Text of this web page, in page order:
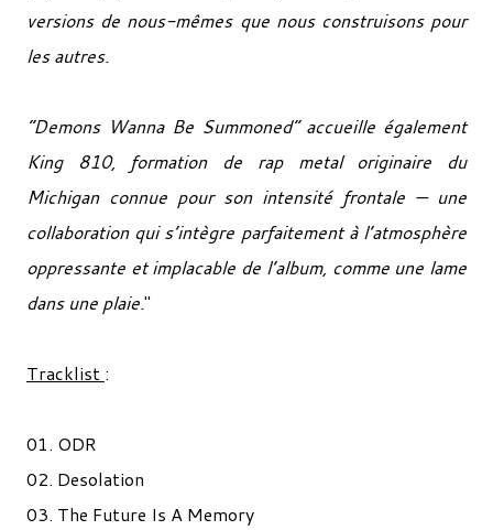
versions de nous-mêmes que nous construisons pour
les autres.
“Demons Wanna Be Summoned” accueille également
King 810, formation de rap metal originaire du
Michigan connue pour son intensité frontale — une
collaboration qui s’intègre parfaitement à l’atmosphère
oppressante et implacable de l’album, comme une lame
dans une plaie."
Tracklist :
01. ODR
02. Desolation
03. The Future Is A Memory